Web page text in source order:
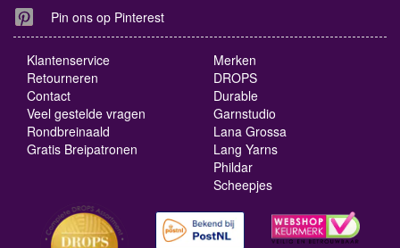
Pin ons op Pinterest
Klantenservice
Retourneren
Contact
Veel gestelde vragen
Rondbreinaald
Gratis Breipatronen
Merken
DROPS
Durable
Garnstudio
Lana Grossa
Lang Yarns
Phildar
Scheepjes